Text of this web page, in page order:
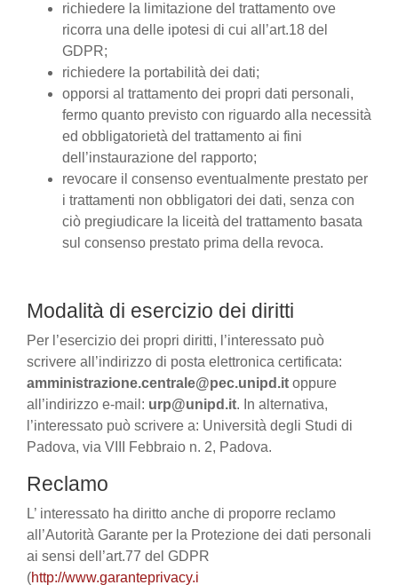
richiedere la limitazione del trattamento ove
ricorra una delle ipotesi di cui all’art.18 del
GDPR;
richiedere la portabilità dei dati;
opporsi al trattamento dei propri dati personali,
fermo quanto previsto con riguardo alla necessità
ed obbligatorietà del trattamento ai fini
dell’instaurazione del rapporto;
revocare il consenso eventualmente prestato per
i trattamenti non obbligatori dei dati, senza con
ciò pregiudicare la liceità del trattamento basata
sul consenso prestato prima della revoca.
Modalità di esercizio dei diritti
Per l’esercizio dei propri diritti, l’interessato può
scrivere all’indirizzo di posta elettronica certificata:
amministrazione.centrale@pec.unipd.it oppure
all’indirizzo e-mail: urp@unipd.it. In alternativa,
l’interessato può scrivere a: Università degli Studi di
Padova, via VIII Febbraio n. 2, Padova.
Reclamo
L’ interessato ha diritto anche di proporre reclamo
all’Autorità Garante per la Protezione dei dati personali
ai sensi dell’art.77 del GDPR
(http://www.garanteprivacy.i